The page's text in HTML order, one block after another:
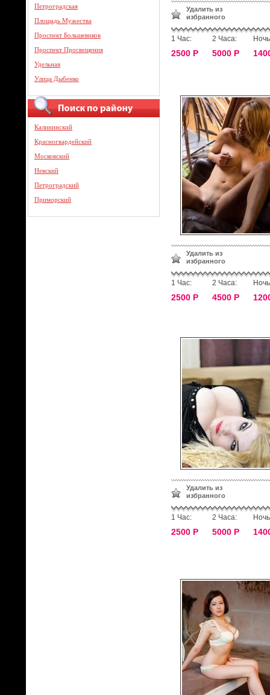
Петроградская
Площадь Мужества
Проспект Большевиков
Проспект Просвещения
Удельная
Улица Дыбенко
Калининский
Красногвардейский
Московский
Невский
Петроградский
Приморский
Удалить из
избранного
1 Час:
2500 Р
2 Часа:
5000 Р
Удалить из
избранного
1 Час:
2500 Р
2 Часа:
4500 Р
Удалить из
избранного
1 Час:
2500 Р
2 Часа:
5000 Р